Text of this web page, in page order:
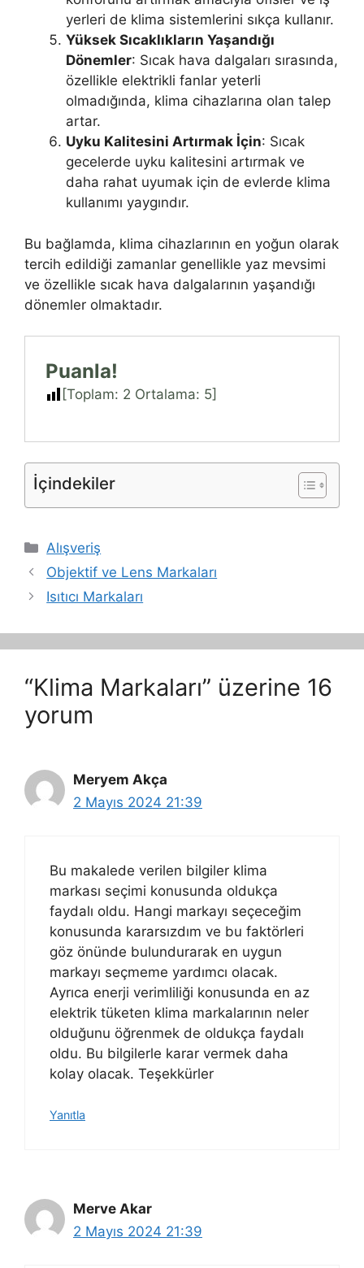
yerleri de klima sistemlerini sıkça kullanır.
Yüksek Sıcaklıkların Yaşandığı
Dönemler: Sıcak hava dalgaları sırasında,
özellikle elektrikli fanlar yeterli
olmadığında, klima cihazlarına olan talep
artar.
Uyku Kalitesini Artırmak İçin: Sıcak
gecelerde uyku kalitesini artırmak ve
daha rahat uyumak için de evlerde klima
kullanımı yaygındır.
Bu bağlamda, klima cihazlarının en yoğun olarak
tercih edildiği zamanlar genellikle yaz mevsimi
ve özellikle sıcak hava dalgalarının yaşandığı
dönemler olmaktadır.
Puanla!
[Toplam: 2 Ortalama: 5]
İçindekiler
Kategoriler
Alışveriş
Objektif ve Lens Markaları
Isıtıcı Markaları
“Klima Markaları” üzerine 16
yorum
Meryem Akça
2 Mayıs 2024 21:39
Bu makalede verilen bilgiler klima
markası seçimi konusunda oldukça
faydalı oldu. Hangi markayı seçeceğim
konusunda kararsızdım ve bu faktörleri
göz önünde bulundurarak en uygun
markayı seçmeme yardımcı olacak.
Ayrıca enerji verimliliği konusunda en az
elektrik tüketen klima markalarının neler
olduğunu öğrenmek de oldukça faydalı
oldu. Bu bilgilerle karar vermek daha
kolay olacak. Teşekkürler
Yanıtla
Merve Akar
2 Mayıs 2024 21:39